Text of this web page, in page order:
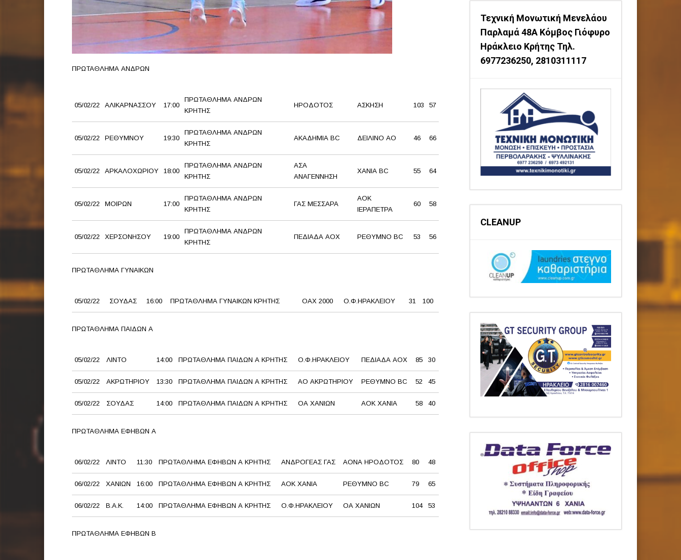
ΠΡΩΤΑΘΛΗΜΑ ΑΝΔΡΩΝ
05/02/22 ΑΛΙΚΑΡΝΑΣΣΟΥ 17:00
ΠΡΩΤΑΘΛΗΜΑ ΑΝΔΡΩΝ
ΚΡΗΤΗΣ
ΗΡΟΔΟΤΟΣ ΑΣΚΗΣΗ 103 57
05/02/22 ΡΕΘΥΜΝΟΥ 19:30
ΠΡΩΤΑΘΛΗΜΑ ΑΝΔΡΩΝ
ΚΡΗΤΗΣ
ΑΚΑΔΗΜΙΑ BC ΔΕΙΛΙΝΟ ΑΟ 46 66
05/02/22 ΑΡΚΑΛΟΧΩΡΙΟΥ 18:00
ΠΡΩΤΑΘΛΗΜΑ ΑΝΔΡΩΝ
ΚΡΗΤΗΣ
ΑΣΑ
ΑΝΑΓΕΝΝΗΣΗ
ΧΑΝΙΑ BC 55 64
05/02/22 ΜΟΙΡΩΝ 17:00
ΠΡΩΤΑΘΛΗΜΑ ΑΝΔΡΩΝ
ΚΡΗΤΗΣ
ΓΑΣ ΜΕΣΣΑΡΑ
ΑΟΚ
ΙΕΡΑΠΕΤΡΑ
60 58
05/02/22 ΧΕΡΣΟΝΗΣΟΥ 19:00
ΠΡΩΤΑΘΛΗΜΑ ΑΝΔΡΩΝ
ΚΡΗΤΗΣ
ΠΕΔΙΑΔΑ ΑΟΧ ΡΕΘΥΜΝΟ BC 53 56
ΠΡΩΤΑΘΛΗΜΑ ΓΥΝΑΙΚΩΝ
05/02/22 ΣΟΥΔΑΣ 16:00 ΠΡΩΤΑΘΛΗΜΑ ΓΥΝΑΙΚΩΝ ΚΡΗΤΗΣ ΟΑΧ 2000 Ο.Φ.ΗΡΑΚΛΕΙΟΥ 31 100
ΠΡΩΤΑΘΛΗΜΑ ΠΑΙΔΩΝ Α
05/02/22 ΛΙΝΤΟ 14:00 ΠΡΩΤΑΘΛΗΜΑ ΠΑΙΔΩΝ Α ΚΡΗΤΗΣ Ο.Φ.ΗΡΑΚΛΕΙΟΥ ΠΕΔΙΑΔΑ ΑΟΧ 85 30
05/02/22 ΑΚΡΩΤΗΡΙΟΥ 13:30 ΠΡΩΤΑΘΛΗΜΑ ΠΑΙΔΩΝ Α ΚΡΗΤΗΣ ΑΟ ΑΚΡΩΤΗΡΙΟΥ ΡΕΘΥΜΝΟ BC 52 45
05/02/22 ΣΟΥΔΑΣ 14:00 ΠΡΩΤΑΘΛΗΜΑ ΠΑΙΔΩΝ Α ΚΡΗΤΗΣ ΟΑ ΧΑΝΙΩΝ AOK XANΙΑ 58 40
ΠΡΩΤΑΘΛΗΜΑ ΕΦΗΒΩΝ Α
06/02/22 ΛΙΝΤΟ 11:30 ΠΡΩΤΑΘΛΗΜΑ ΕΦΗΒΩΝ Α ΚΡΗΤΗΣ ΑΝΔΡΟΓΕΑΣ ΓΑΣ ΑΟΝΑ ΗΡΟΔΟΤΟΣ 80 48
06/02/22 ΧΑΝΙΩΝ 16:00 ΠΡΩΤΑΘΛΗΜΑ ΕΦΗΒΩΝ Α ΚΡΗΤΗΣ AOK XANΙΑ ΡΕΘΥΜΝΟ BC 79 65
06/02/22 Β.Α.Κ. 14:00 ΠΡΩΤΑΘΛΗΜΑ ΕΦΗΒΩΝ Α ΚΡΗΤΗΣ Ο.Φ.ΗΡΑΚΛΕΙΟΥ ΟΑ ΧΑΝΙΩΝ 104 53
ΠΡΩΤΑΘΛΗΜΑ ΕΦΗΒΩΝ Β
Τεχνική Μονωτική Μενελάου
Παρλαμά 48Α Κόμβος Γιόφυρο
Ηράκλειο Κρήτης Τηλ.
6977236250, 2810311117
CLEANUP